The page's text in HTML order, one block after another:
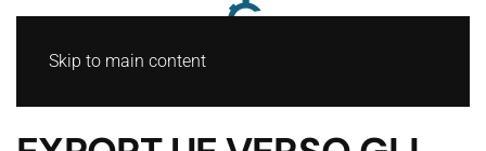
Skip to main content